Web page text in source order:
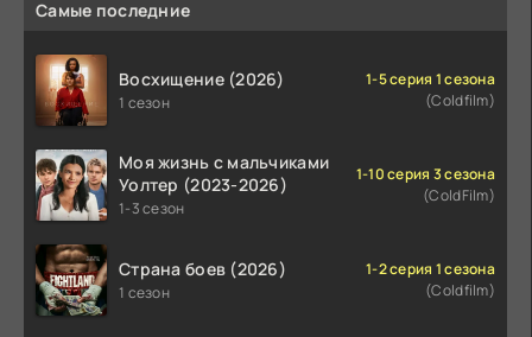
Самые последние
Восхищение (2026)
1 сезон
1-5 серия 1 сезона
(Coldfilm)
Моя жизнь с мальчиками
Уолтер (2023-2026)
1-3 сезон
1-10 серия 3 сезона
(ColdFilm)
Страна боев (2026)
1 сезон
1-2 серия 1 сезона
(Coldfilm)